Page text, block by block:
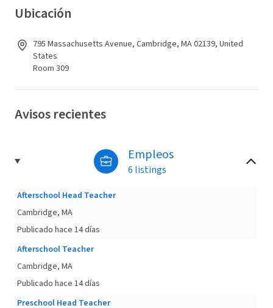
Ubicación
795 Massachusetts Avenue, Cambridge, MA 02139, United
States
Room 309
Avisos recientes
Empleos
6 listings
Afterschool Head Teacher
Cambridge, MA
Publicado hace 14 días
Afterschool Teacher
Cambridge, MA
Publicado hace 14 días
Preschool Head Teacher